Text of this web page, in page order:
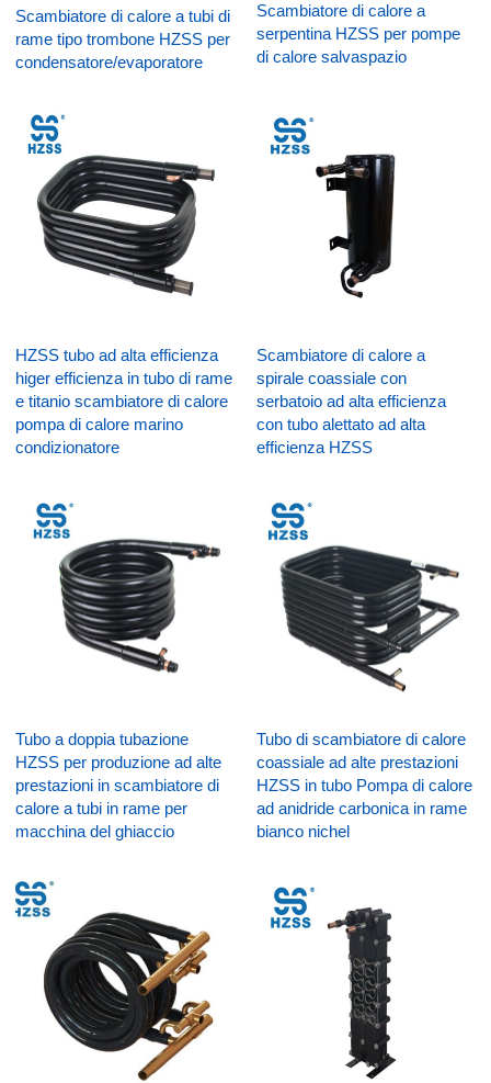
Scambiatore di calore a tubi di
rame tipo trombone HZSS per
condensatore/evaporatore
Scambiatore di calore a
serpentina HZSS per pompe
di calore salvaspazio
HZSS tubo ad alta efficienza
higer efficienza in tubo di rame
e titanio scambiatore di calore
pompa di calore marino
condizionatore
Scambiatore di calore a
spirale coassiale con
serbatoio ad alta efficienza
con tubo alettato ad alta
efficienza HZSS
Tubo a doppia tubazione
HZSS per produzione ad alte
prestazioni in scambiatore di
calore a tubi in rame per
macchina del ghiaccio
Tubo di scambiatore di calore
coassiale ad alte prestazioni
HZSS in tubo Pompa di calore
ad anidride carbonica in rame
bianco nichel